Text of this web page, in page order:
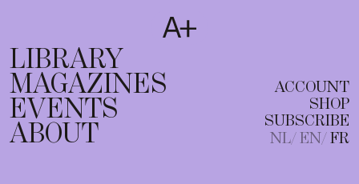
T
EN FR
LIBRARY
MAGAZINES
EVENTS
ABOUT
ACCOUNT
SHOP
SUBSCRIBE
NL EN FR